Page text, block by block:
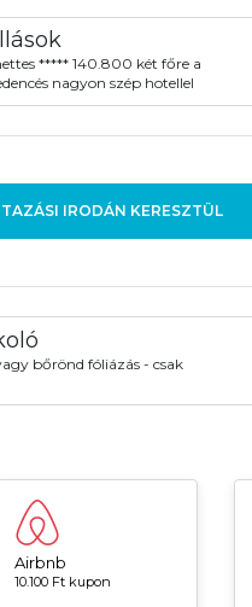
***** 140.800 két főre a
nagyon szép hotellel
IRODÁN KERESZTÜL
bőrönd fóliázás - csak
Airbnb
10.100 Ft kupon